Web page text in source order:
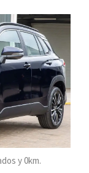
y 0km.